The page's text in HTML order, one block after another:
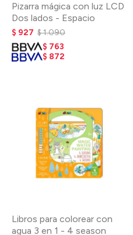
Pizarra mágica con luz LCD
Dos lados - Espacio
$ 927 $1.090
$ 763
$ 872
Libros para colorear con
agua 3 en 1 - 4 season